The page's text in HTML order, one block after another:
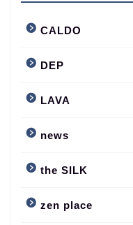
CALDO
DEP
LAVA
news
the SILK
zen place